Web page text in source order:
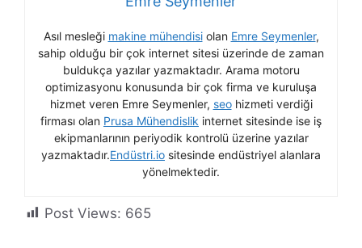
Asıl mesleği makine mühendisiolan Emre Seymenler,
sahip olduğu bir çok internet sitesi üzerinde de zaman
buldukça yazılar yazmaktadır. Arama motoru
optimizasyonu konusunda bir çok firma ve kuruluşa
hizmet veren Emre Seymenler, seohizmeti verdiği
firması olan Prusa Mühendislik internet sitesinde ise iş
ekipmanlarının periyodik kontrolü üzerine yazılar
yazmaktadır.Endüstri.io sitesinde endüstriyel alanlara
yönelmektedir.
Post Views: 665